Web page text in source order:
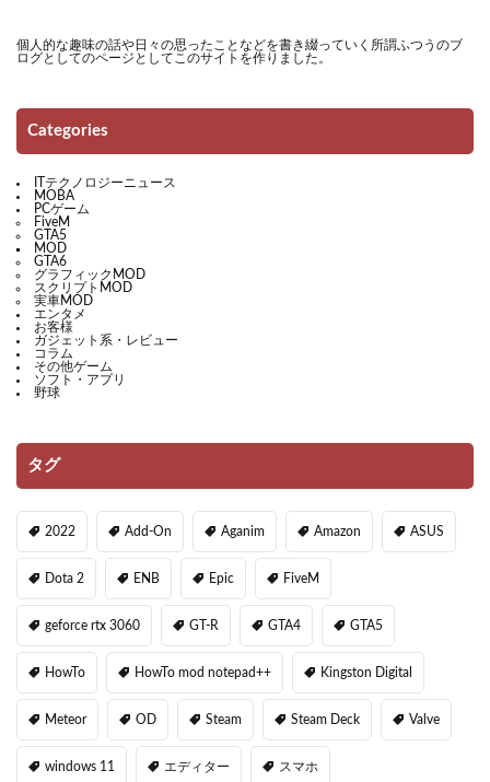
個人的な趣味の話や日々の思ったことなどを書き綴っていく所謂ふつうのブ
ログとしてのページとしてこのサイトを作りました。
Categories
ITテクノロジーニュース
MOBA
PCゲーム
FiveM
GTA5
MOD
GTA6
グラフィックMOD
スクリプトMOD
実車MOD
エンタメ
お客様
ガジェット系・レビュー
コラム
その他ゲーム
ソフト・アプリ
野球
タグ
2022 Add-On Aganim Amazon ASUS
Dota 2 ENB Epic FiveM
geforce rtx 3060 GT-R GTA4 GTA5
HowTo HowTo mod notepad++ Kingston Digital
Meteor OD Steam Steam Deck Valve
windows 11 エディター スマホ